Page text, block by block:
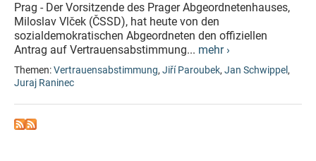
Prag - Der Vorsitzende des Prager Abgeordnetenhauses,
Miloslav Vlček (ČSSD), hat heute von den
sozialdemokratischen Abgeordneten den offiziellen
Antrag auf Vertrauensabstimmung... mehr ›
Themen:Vertrauensabstimmung, Jiří Paroubek, Jan Schwippel,
Juraj Raninec